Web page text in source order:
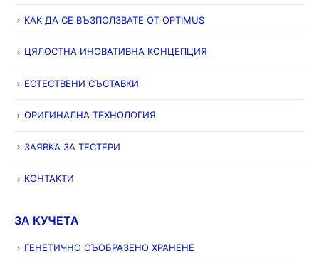
КАК ДА СЕ ВЪЗПОЛЗВАТЕ ОТ OPTIMUS
ЦЯЛОСТНА ИНОВАТИВНА КОНЦЕПЦИЯ
ЕСТЕСТВЕНИ СЪСТАВКИ
ОРИГИНАЛНА ТЕХНОЛОГИЯ
ЗАЯВКА ЗА ТЕСТЕРИ
КОНТАКТИ
ЗА КУЧЕТА
ГЕНЕТИЧНО СЪОБРАЗЕНО ХРАНЕНЕ